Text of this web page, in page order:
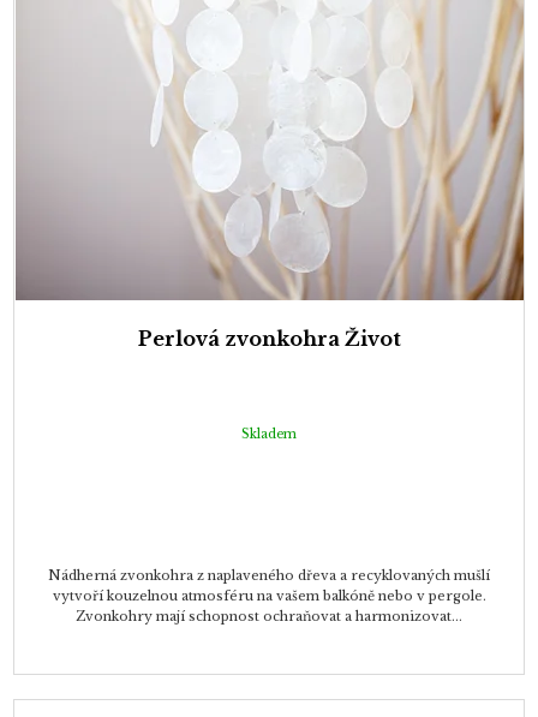
Perlová zvonkohra Život
Skladem
Nádherná zvonkohra z naplaveného dřeva a recyklovaných mušlí
vytvoří kouzelnou atmosféru na vašem balkóně nebo v pergole.
Zvonkohry mají schopnost ochraňovat a harmonizovat...